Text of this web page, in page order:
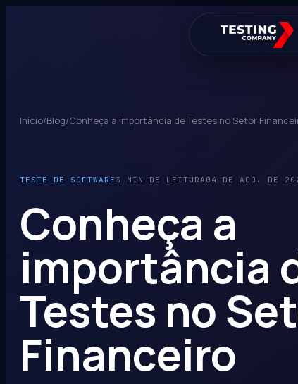
Início/Blog/Conheça a importância de Testes no Setor
TESTE DE SOFTWARE 3 MIN DE LEITURA 04 DE AGO. DE
Conheça a
importância
Testes no
Financeiro